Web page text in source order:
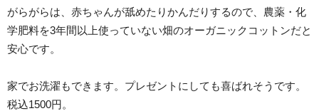
がらがらは、赤ちゃんが舐めたりかんだりするので、農薬・化
学肥料を3年間以上使っていない畑のオーガニックコットンだと
安心です。
家でお洗濯もできます。プレゼントにしても喜ばれそうです。
税込1500円。